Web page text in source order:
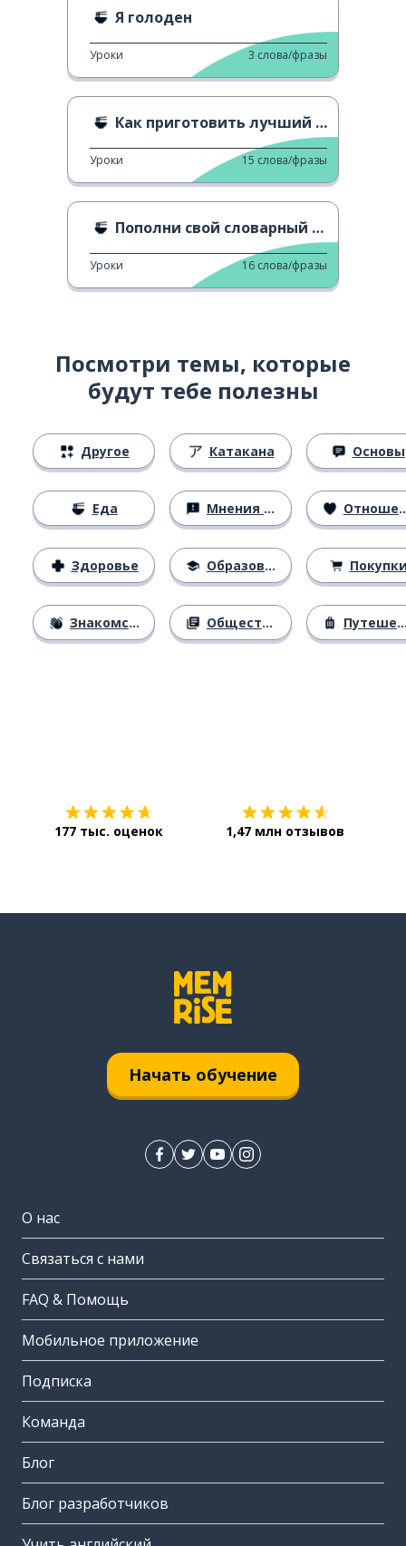
Я голоден
Уроки 3 слова/фразы
Как приготовить лучший удон
Уроки 15 слова/фразы
Пополни свой словарный запас: еда 2
Уроки 16 слова/фразы
Посмотри темы, которые
будут тебе полезны
Другое
Еда
Здоровье
Знакомство
Катакана
Мнения и убеждения
Образование
Общество
Основы
Отношения
Путешествия
177 тыс. оценок 1,47 млн отзывов
Начать обучение
О нас
Связаться с нами
FAQ & Помощь
Мобильное приложение
Подписка
Команда
Блог
Блог разработчиков